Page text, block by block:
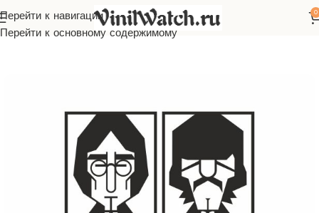
Перейти к навигации
Перейти к основному содержимому
0
Главная Макеты Бесплатно